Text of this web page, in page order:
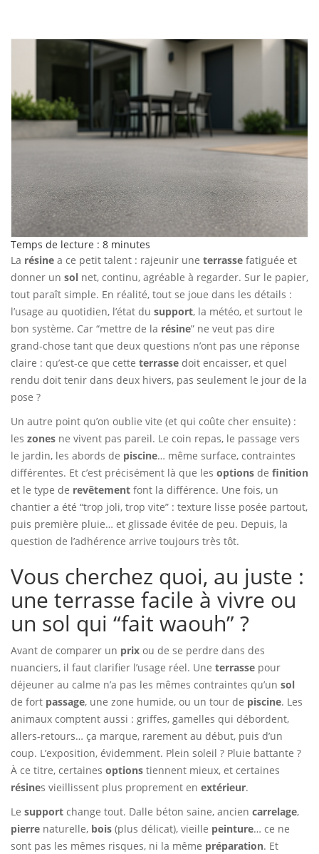
Temps de lecture : 8 minutes
La résine a ce petit talent : rajeunir une terrasse fatiguée et
donner un sol net, continu, agréable à regarder. Sur le papier,
tout paraît simple. En réalité, tout se joue dans les détails :
l’usage au quotidien, l’état du support, la météo, et surtout le
bon système. Car “mettre de la résine” ne veut pas dire
grand-chose tant que deux questions n’ont pas une réponse
claire : qu’est-ce que cette terrasse doit encaisser, et quel
rendu doit tenir dans deux hivers, pas seulement le jour de la
pose ?
Un autre point qu’on oublie vite (et qui coûte cher ensuite) :
les zones ne vivent pas pareil. Le coin repas, le passage vers
le jardin, les abords de piscine… même surface, contraintes
différentes. Et c’est précisément là que les options de finition
et le type de revêtement font la différence. Une fois, un
chantier a été “trop joli, trop vite” : texture lisse posée partout,
puis première pluie… et glissade évitée de peu. Depuis, la
question de l’adhérence arrive toujours très tôt.
Vous cherchez quoi, au juste :
une terrasse facile à vivre ou
un sol qui “fait waouh” ?
Avant de comparer un prix ou de se perdre dans des
nuanciers, il faut clarifier l’usage réel. Une terrasse pour
déjeuner au calme n’a pas les mêmes contraintes qu’un sol
de fort passage, une zone humide, ou un tour de piscine. Les
animaux comptent aussi : griffes, gamelles qui débordent,
allers-retours… ça marque, rarement au début, puis d’un
coup. L’exposition, évidemment. Plein soleil ? Pluie battante ?
À ce titre, certaines options tiennent mieux, et certaines
résines vieillissent plus proprement en extérieur.
Le support change tout. Dalle béton saine, ancien carrelage,
pierre naturelle, bois (plus délicat), vieille peinture… ce ne
sont pas les mêmes risques, ni la même préparation. Et